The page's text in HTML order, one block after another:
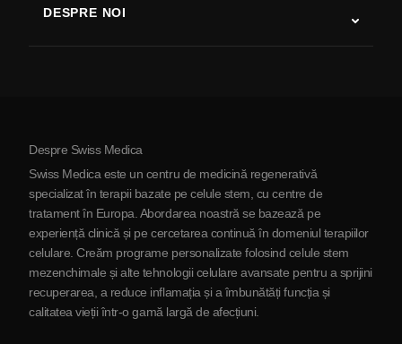
Boala Parkinson
Artrită
DESPRE NOI
Despre Serbia
Parteneriat
Contactaţi-ne
Despre Swiss Medica
Swiss Medica este un centru de medicină regenerativă
specializat în terapii bazate pe celule stem, cu centre de
tratament în Europa. Abordarea noastră se bazează pe
experiență clinică și pe cercetarea continuă în domeniul terapiilor
celulare. Creăm programe personalizate folosind celule stem
mezenchimale și alte tehnologii celulare avansate pentru a sprijini
recuperarea, a reduce inflamația și a îmbunătăți funcția și
calitatea vieții într-o gamă largă de afecțiuni.